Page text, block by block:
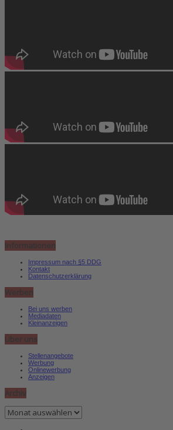
Informationen
Impressum nach §5 DDG
Kontakt
Datenschutzerklärung
Werben
Bei uns werben
Mediadaten
Kleinanzeigen
Über uns
Stellenangebote
Werbung
Onlinewerbung
Anzeigen
Archiv
Archiv